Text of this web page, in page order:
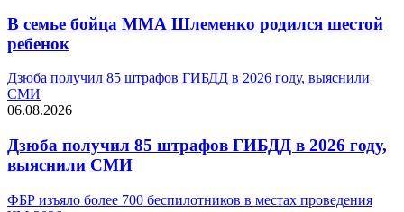
В семье бойца ММА Шлеменко родился шестой
ребенок
Дзюба получил 85 штрафов ГИБДД в 2026 году, выяснили
СМИ
06.08.2026
Дзюба получил 85 штрафов ГИБДД в 2026 году,
выяснили СМИ
ФБР изъяло более 700 беспилотников в местах проведения